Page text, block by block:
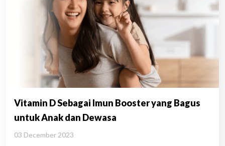
Vitamin D Sebagai Imun Booster yang Bagus
untuk Anak dan Dewasa
03 December 2023